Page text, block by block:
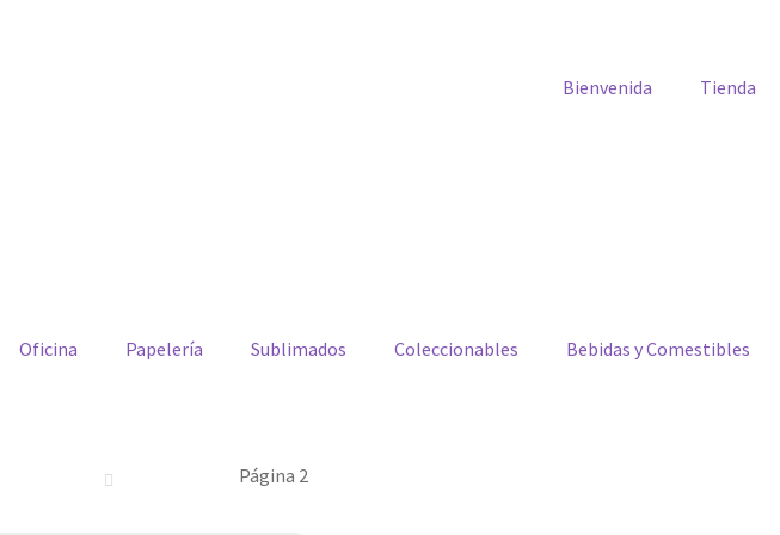
Bienvenida Tienda
Oficina Papelería Sublimados Coleccionables Bebidas y Comestibles
Página 2